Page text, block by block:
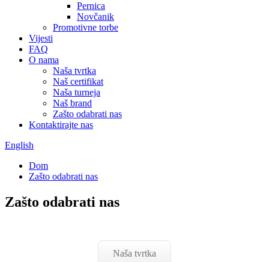
Pernica
Novčanik
Promotivne torbe
Vijesti
FAQ
O nama
Naša tvrtka
Naš certifikat
Naša turneja
Naš brand
Zašto odabrati nas
Kontaktirajte nas
English
Dom
Zašto odabrati nas
Zašto odabrati nas
Naša tvrtka